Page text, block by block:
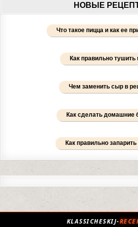
НОВЫЕ
Что такое пицца и как ее
Как правильно тушить
Чем заменить сыр в
Как сделать домашние
Как правильно
KLASSICHESKIJ-